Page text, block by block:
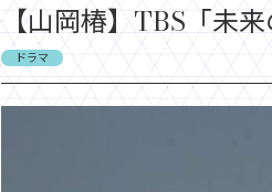
【山岡椿】TBS「未
ドラマ